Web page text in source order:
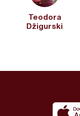
Teodora
Džigurski